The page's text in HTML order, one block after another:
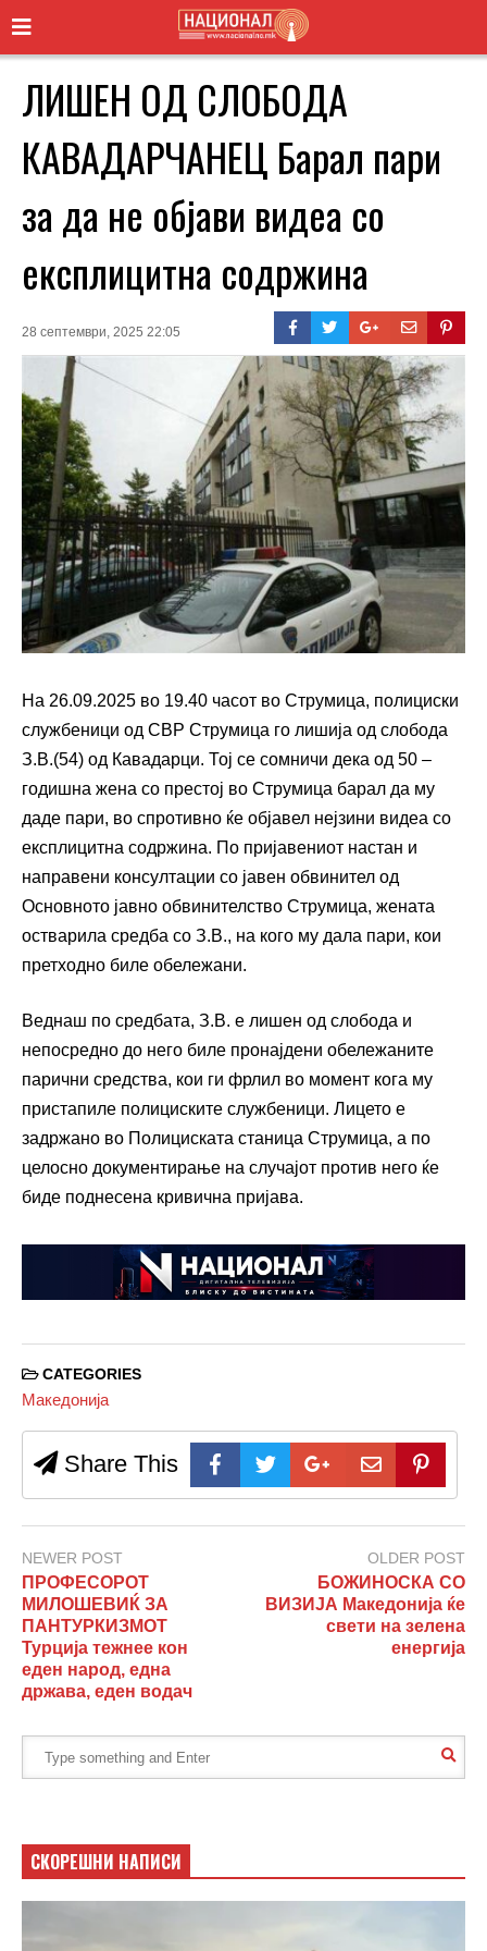
ЛИШЕН ОД СЛОБОДА
КАВАДАРЧАНЕЦ Барал пари
за да не објави видеа со
експлицитна содржина
28 септември, 2025 22:05
На 26.09.2025 во 19.40 часот во Струмица, полициски
службеници од СВР Струмица го лишија од слобода
З.В.(54) од Кавадарци. Тој се сомничи дека од 50 –
годишна жена со престој во Струмица барал да му
даде пари, во спротивно ќе објавел нејзини видеа со
експлицитна содржина. По пријавениот настан и
направени консултации со јавен обвинител од
Основното јавно обвинителство Струмица, жената
остварила средба со З.В., на кого му дала пари, кои
претходно биле обележани.
Веднаш по средбата, З.В. е лишен од слобода и
непосредно до него биле пронајдени обележаните
парични средства, кои ги фрлил во момент кога му
пристапиле полициските службеници. Лицето е
задржано во Полициската станица Струмица, а по
целосно документирање на случајот против него ќе
биде поднесена кривична пријава.
CATEGORIES
Македонија
Share This
NEWER POST
ПРОФЕСОРОТ
МИЛОШЕВИЌ ЗА
ПАНТУРКИЗМОТ
Турција тежнее кон
еден народ, една
држава, еден водач
OLDER POST
БОЖИНОСКА СО
ВИЗИЈА Македонија ќе
свети на зелена
енергија
СКОРЕШНИ НАПИСИ